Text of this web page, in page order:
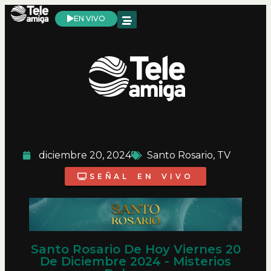
EN VIVO
diciembre 20, 2024 Santo Rosario, TV
SEÑAL EN VIVO
Santo Rosario De Hoy Viernes 20
De Diciembre 2024 - Misterios